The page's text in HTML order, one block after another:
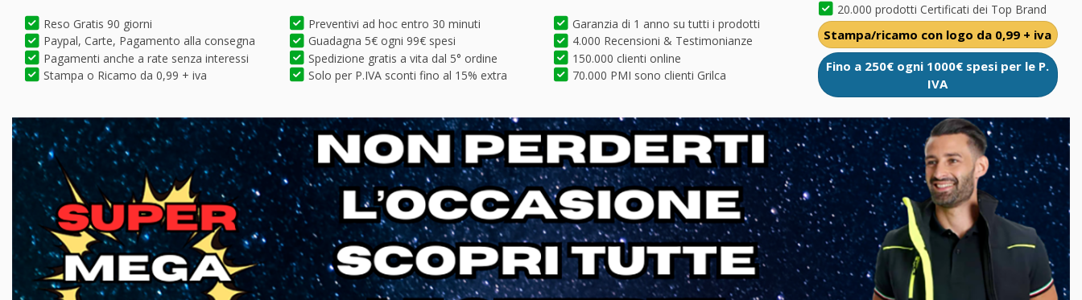
Reso Gratis 90 giorni
Paypal, Carte, Pagamento alla consegna
Pagamenti anche a rate senza interessi
Stampa o Ricamo da 0,99 + iva
Preventivi ad hoc entro 30 minuti
Guadagna 5€ ogni 99€ spesi
Spedizione gratis a vita dal 5° ordine
Solo per P.IVA sconti fino al 15% extra
Garanzia di 1 anno su tutti i prodotti
4.000 Recensioni & Testimonianze
150.000 clienti online
70.000 PMI sono clienti Grilca
20.000 prodotti Certificati dei Top Brand
Stampa/ricamo con logo da 0,99 + iva
Fino a 250€ ogni 1000€ spesi per le P.
IVA